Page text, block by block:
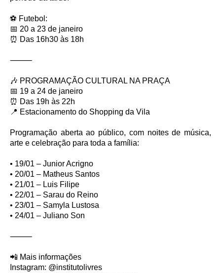
⚽ Futebol:
📅 20 a 23 de janeiro
⏰ Das 16h30 às 18h
⸻
🎶 PROGRAMAÇÃO CULTURAL NA PRAÇA
📅 19 a 24 de janeiro
⏰ Das 19h às 22h
📍 Estacionamento do Shopping da Vila
Programação aberta ao público, com noites de música,
arte e celebração para toda a família:
• 19/01 – Junior Acrigno
• 20/01 – Matheus Santos
• 21/01 – Luis Filipe
• 22/01 – Sarau do Reino
• 23/01 – Samyla Lustosa
• 24/01 – Juliano Son
⸻
📲 Mais informações
Instagram: @institutolivres